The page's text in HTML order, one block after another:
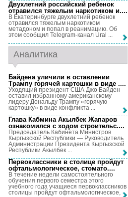
Двухлетний российский ребенок
отравился тяжелым наркотиком и....
В Екатеринбурге двухлетний ребенок
отравился тяжелым наркотиком
метадоном и попал в реанимацию. Об
этом сообщил Telegram-канал Ural ...
Аналитика
Байдена уличили в оставлении
Трампу горячей картошки в виде ....
Уходящий президент США Джо Байден
оставил избранному американскому
лидеру Дональду Трампу «горячую
картошку» в виде конфликта ...
Глава Кабмина Акылбек Жапаров
ознакомился с ходом строительс....
Председатель Кабинета Министров
Кыргызской Республики — Руководитель
Администрации Президента Кыргызской
Республики Акылбек ...
Первоклассники в столице пройдут
офтальмологическое, стомато....
В течение недели самостоятельного
обучения первого семестра этого
учебного года учащиеся первоклассников
столицы пройдут офтальмологическое, ...